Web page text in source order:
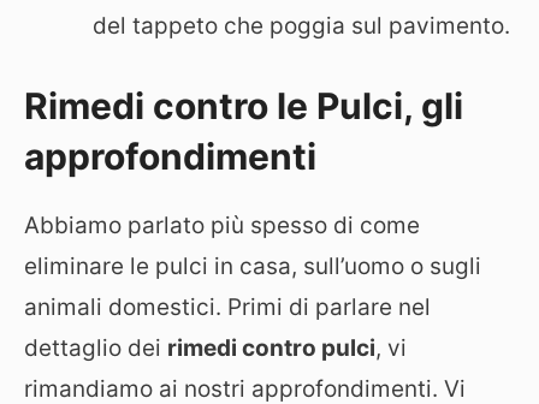
del tappeto che poggia sul pavimento.
Rimedi contro le Pulci, gli
approfondimenti
Abbiamo parlato più spesso di come
eliminare le pulci in casa, sull’uomo o sugli
animali domestici. Primi di parlare nel
dettaglio dei rimedi contro pulci, vi
rimandiamo ai nostri approfondimenti. Vi